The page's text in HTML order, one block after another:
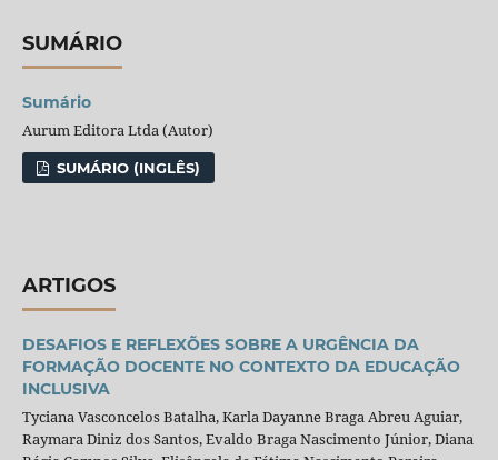
SUMÁRIO
Sumário
Aurum Editora Ltda (Autor)
SUMÁRIO (INGLÊS)
ARTIGOS
DESAFIOS E REFLEXÕES SOBRE A URGÊNCIA DA
FORMAÇÃO DOCENTE NO CONTEXTO DA EDUCAÇÃO
INCLUSIVA
Tyciana Vasconcelos Batalha, Karla Dayanne Braga Abreu Aguiar,
Raymara Diniz dos Santos, Evaldo Braga Nascimento Júnior, Diana